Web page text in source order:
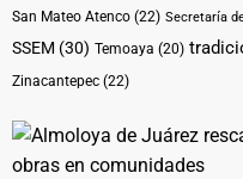
San Mateo Atenco (22) Secretaría
SSEM (30) Temoaya (20)
Zinacantepec (22)